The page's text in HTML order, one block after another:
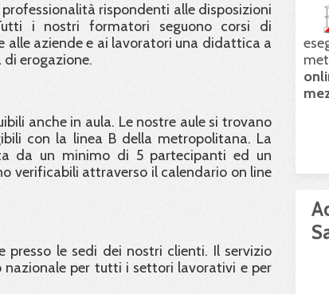
rispondenti alle disposizioni
i nostri formatori seguono corsi di
aziende e ai lavoratori una didattica a
erogazione.
anche in aula. Le nostre aule si trovano
con la linea B della metropolitana. La
da un minimo di 5 partecipanti ed un
verificabili attraverso il calendario on line
presso le sedi dei nostri clienti. Il servizio
per tutti i settori lavorativi e per